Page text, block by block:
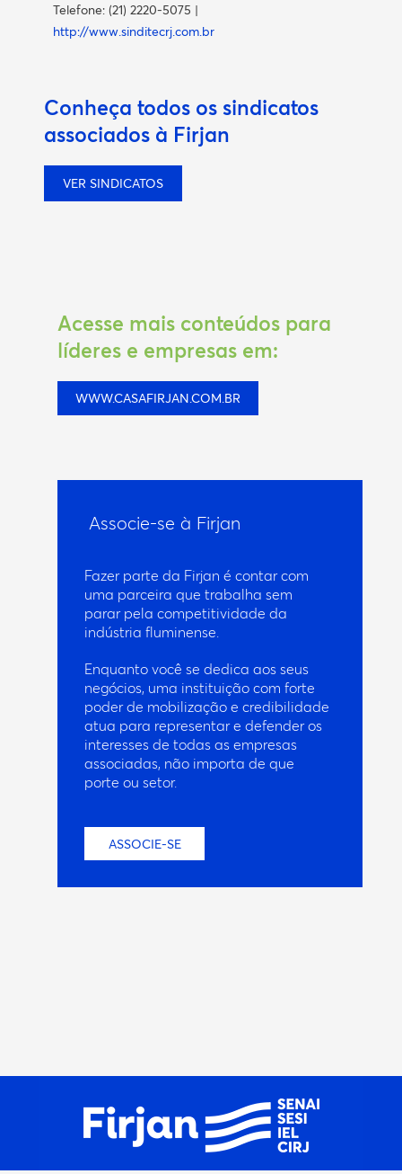
Telefone: (21) 2220-5075 |
http://www.sinditecrj.com.br
Conheça todos os sindicatos
associados à Firjan
VER SINDICATOS
Acesse mais conteúdos para
líderes e empresas em:
WWW.CASAFIRJAN.COM.BR
Associe-se à Firjan
Fazer parte da Firjan é contar com
uma parceira que trabalha sem
parar pela competitividade da
indústria fluminense.
Enquanto você se dedica aos seus
negócios, uma instituição com forte
poder de mobilização e credibilidade
atua para representar e defender os
interesses de todas as empresas
associadas, não importa de que
porte ou setor.
ASSOCIE-SE